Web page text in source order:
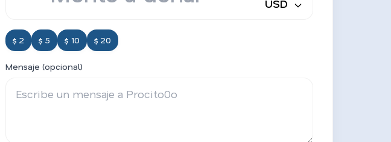
USD
$ 2 $ 5 $ 10 $ 20
Mensaje (opcional)